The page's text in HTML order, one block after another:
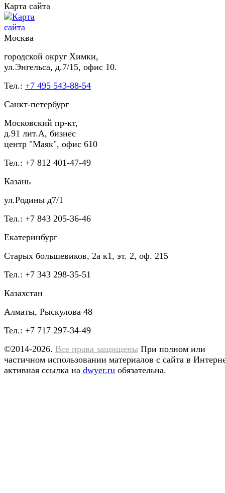
Карта сайта
Москва
городской округ Химки,
ул.Энгельса, д.7/15, офис 10.
Тел.: +7 495 543-88-54
Санкт-петербург
Московский пр-кт,
д.91 лит.А, бизнес
центр "Маяк", офис 610
Тел.: +7 812 401-47-49
Казань
ул.Родины д7/1
Тел.: +7 843 205-36-46
Екатеринбург
Старых большевиков, 2а к1, эт. 2, оф. 215
Тел.: +7 343 298-35-51
Казахстан
Алматы, Рыскулова 48
Тел.: +7 717 297-34-49
©2014-2026. Все права защищены При полном или
частичном использовании материалов с сайта в
активная ссылка на dwyer.ru обязательна.